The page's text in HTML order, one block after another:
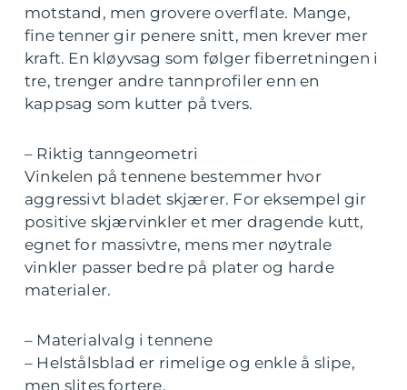
motstand, men grovere overflate. Mange,
fine tenner gir penere snitt, men krever mer
kraft. En kløyvsag som følger fiberretningen i
tre, trenger andre tannprofiler enn en
kappsag som kutter på tvers.
– Riktig tanngeometri
Vinkelen på tennene bestemmer hvor
aggressivt bladet skjærer. For eksempel gir
positive skjærvinkler et mer dragende kutt,
egnet for massivtre, mens mer nøytrale
vinkler passer bedre på plater og harde
materialer.
– Materialvalg i tennene
– Helstålsblad er rimelige og enkle å slipe,
men slites fortere.